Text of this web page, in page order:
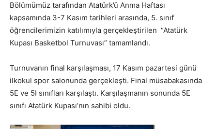
Bölümümüz tarafından Atatürk’ü Anma Haftası
kapsamında 3-7 Kasım tarihleri arasında, 5. sınıf
öğrencilerimizin katılımıyla gerçekleştirilen “Atatürk
Kupası Basketbol Turnuvası” tamamlandı.
Turnuvanın final karşılaşması, 17 Kasım pazartesi günü
ilkokul spor salonunda gerçekleşti. Final müsabakasında
5E ve 5I sınıfları karşılaştı. Karşılaşmanın sonunda 5E
sınıfı Atatürk Kupası’nın sahibi oldu.